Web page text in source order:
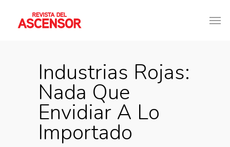
Industrias Rojas:
Nada Que
Envidiar A Lo
Importado